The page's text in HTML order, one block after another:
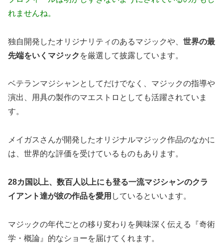
れませんね。
独自開発したオリジナリティのあるマジックや、 世界の最
先端をいくマジック を厳選して披露しています。
ベテランマジシャンとしてだけでなく、マジックの指導や
演出、用具の製作のマエストロとしても活躍されていま
す。
メイガスさんが開発したオリジナルマジック作品のなかに
は、世界的な評価を受けているものもあります。
28カ国以上、数百人以上にも登る一流マジシャンのクラ
イアント達が彼の作品を愛用 しているといいます。
マジックの年代ごとの移り変わりを興味深く伝える『奇術
学・概論』的なショーを届けてくれます。